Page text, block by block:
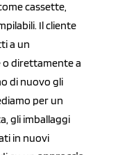
cassette,
Il cliente
a un
direttamente a
di nuovo gli
per un
gli imballaggi
in nuovi